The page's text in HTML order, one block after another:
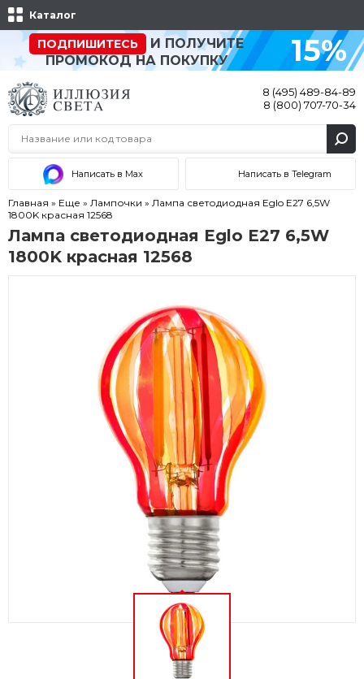
Каталог
ПОДПИШИТЕСЬ
И ПОЛУЧИТЕ
ПРОМОКОД НА ПОКУПКУ
15%
8 (495) 489-84-89
8 (800) 707-70-34
Написать в Max Написать в Telegram
Главная » Еще » Лампочки » Лампа светодиодная Eglo E27 6,5W
1800K красная 12568
Лампа светодиодная Eglo E27 6,5W
1800K красная 12568